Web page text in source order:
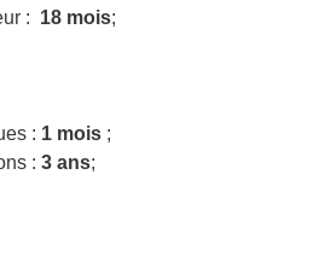
: 18 mois;
: 1 mois ;
: 3 ans;